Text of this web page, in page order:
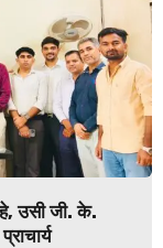
उसी जी. के.